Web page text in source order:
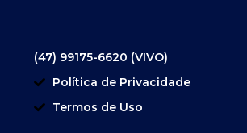
(47) 99175-6620 (VIVO)
Política de Privacidade
Termos de Uso